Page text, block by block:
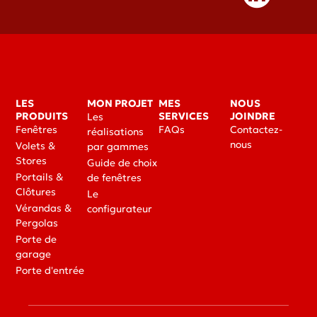
LES
PRODUITS
Fenêtres
Volets &
Stores
Portails &
Clôtures
Vérandas &
Pergolas
Porte de
garage
Porte d'entrée
MON PROJET
Les
réalisations
par gammes
Guide de choix
de fenêtres
Le
configurateur
MES
SERVICES
FAQs
NOUS
JOINDRE
Contactez-
nous